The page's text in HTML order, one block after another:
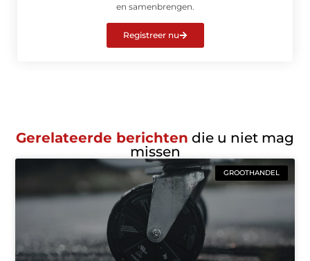
en samenbrengen.
Registreer nu
Gerelateerde berichten die u niet mag
missen
GROOTHANDEL